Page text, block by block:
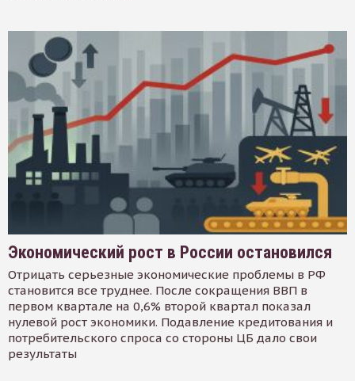
Экономический рост в России остановился
Отрицать серьезные экономические проблемы в РФ
становится все труднее. После сокращения ВВП в
первом квартале на 0,6% второй квартал показал
нулевой рост экономики. Подавление кредитования и
потребительского спроса со стороны ЦБ дало свои
результаты